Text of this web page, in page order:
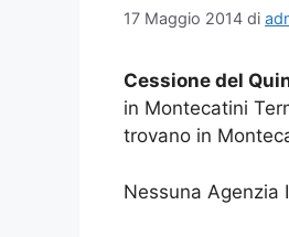
17 Maggio 2014 di
Cessione del
in Montecatini
trovano in
Nessuna Agenzia